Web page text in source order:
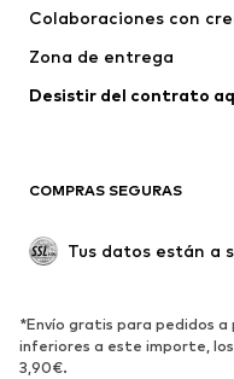
Ropa interior
Trajes y chaquetas
Ropa de baño
Nuevo
Zapatos bajos
Zapatos abiertos
Colaboraciones con
Zona de entrega
Desistir del contrato
COMPRAS SEGURAS
Tus datos están a
*Envío gratis para pedidos
inferiores a este importe,
3,90€.